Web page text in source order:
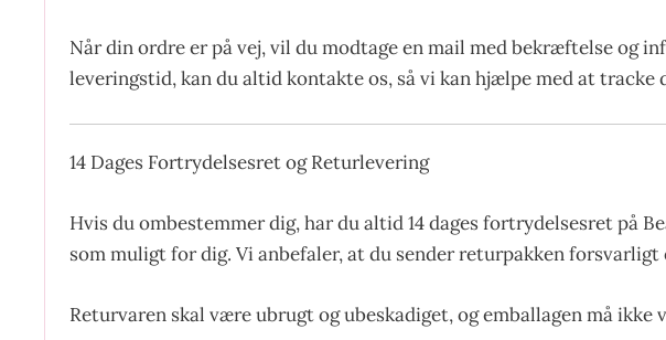
Når din ordre er på vej, vil du modtage en mail med bekræftelse og
leveringstid, kan du altid kontakte os, så vi kan hjælpe med at tracke
14 Dages Fortrydelsesret og Returlevering
Hvis du ombestemmer dig, har du altid 14 dages fortrydelsesret på
som muligt for dig. Vi anbefaler, at du sender returpakken
Returvaren skal være ubrugt og ubeskadiget, og emballagen må